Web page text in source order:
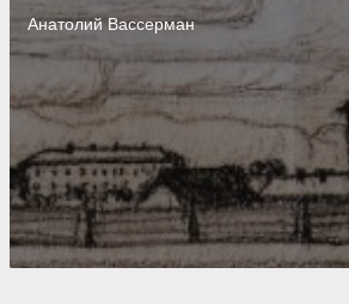
Анатолий Вассерман